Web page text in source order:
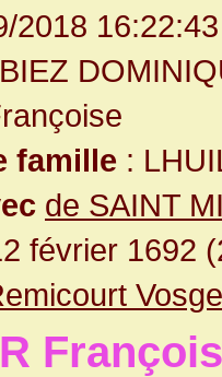
2018 16:22:43
famille :
de SAINT
février 1692